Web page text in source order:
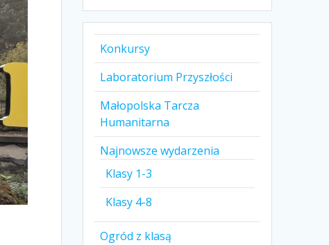
Konkursy
Laboratorium Przyszłości
Małopolska Tarcza
Humanitarna
Najnowsze wydarzenia
Klasy 1-3
Klasy 4-8
Ogród z klasą